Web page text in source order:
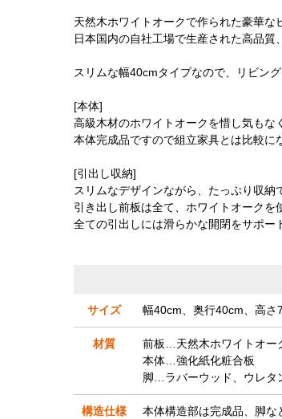
天然木ホワイトオークで作られた豪華な
日本国内の自社工場で生産された高品質
スリムな幅40cmタイプなので、リビン
[本体]
高級木材のホワイトオークを惜し気もな
本体完成品ですので組立家具とは比較に
[引出し収納]
スリムなデザインながら、たっぷり収納
引き出し前板は全て、ホワイトオークを
全ての引出しには滑らかな開閉をサポー
サイズ 幅40cm、奥行40cm、高さ
材質
前板…天然木ホワイトオー
本体…強化紙化粧合板
脚…ラバーウッド、ウレタ
構造仕様 本体構造部は完成品、脚な